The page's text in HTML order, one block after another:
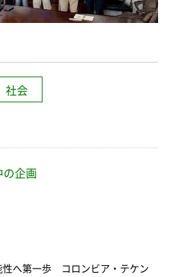
社会
の企画
性へ第一歩 コロンビア・テケン